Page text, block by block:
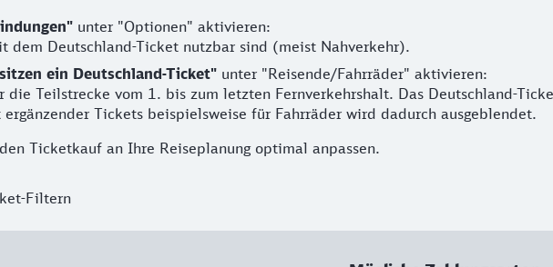
unter "Optionen" aktivieren:
dem Deutschland-Ticket nutzbar sind (meist Nahverkehr).
ein Deutschland-Ticket" unter "Reisende/Fahrräder" aktivieren:
die Teilstrecke vom 1. bis zum letzten Fernverkehrshalt. Das Deutschland-
Tickets beispielsweise für Fahrräder wird dadurch ausgeblendet.
Ticketkauf an Ihre Reiseplanung optimal anpassen.
Filtern